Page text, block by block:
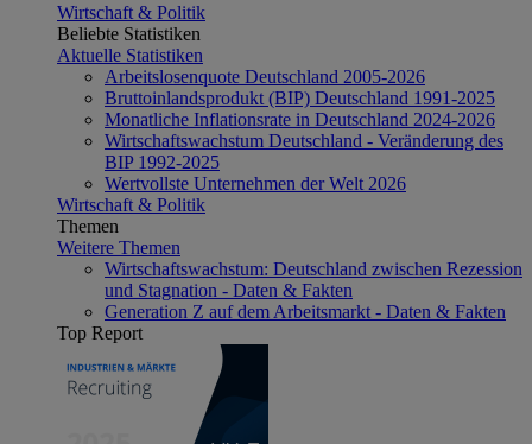
Wirtschaft & Politik
Beliebte Statistiken
Aktuelle Statistiken
Arbeitslosenquote Deutschland 2005-2026
Bruttoinlandsprodukt (BIP) Deutschland 1991-2025
Monatliche Inflationsrate in Deutschland 2024-2026
Wirtschaftswachstum Deutschland - Veränderung des
BIP 1992-2025
Wertvollste Unternehmen der Welt 2026
Wirtschaft & Politik
Themen
Weitere Themen
Wirtschaftswachstum: Deutschland zwischen Rezession
und Stagnation - Daten & Fakten
Generation Z auf dem Arbeitsmarkt - Daten & Fakten
Top Report